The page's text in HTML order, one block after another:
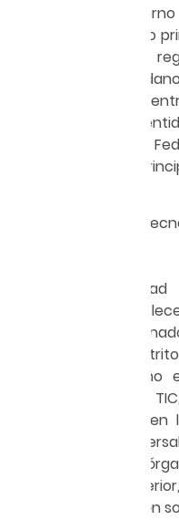
La Ley de
Federal tiene como
los principios que
entre los
órganos
administrativos y
pública del Distrito
las TIC. Los cinco
Adecuación
Responsabilidad
Asimismo, se
colegiado
Electrónico del
su cargo el diseño
estrategias de las
de conocimiento
proyectos
innovación a los
pública. Por lo
parte de la comisión